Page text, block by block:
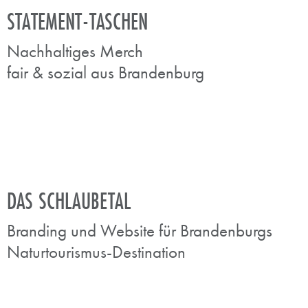
STATEMENT-TASCHEN
Nachhaltiges Merch
fair & sozial aus Brandenburg
DAS SCHLAUBETAL
Branding und Website für Brandenburgs
Naturtourismus-Destination